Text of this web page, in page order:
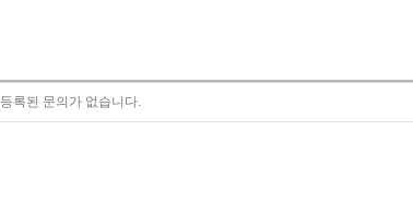
등록된 문의가 없습니다.